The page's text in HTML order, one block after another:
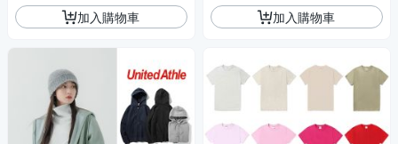
加入購物車 加入購物車